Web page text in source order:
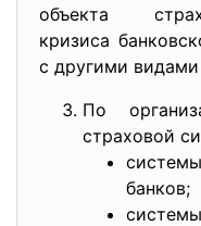
объекта
кризиса
с другими видами
По
страховой
банков;